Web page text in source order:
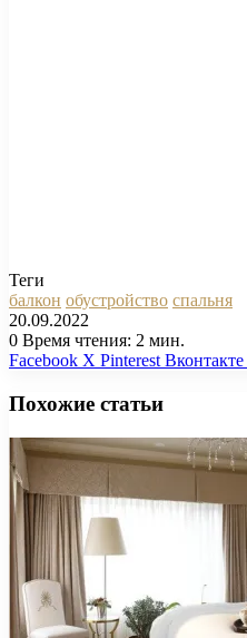
Теги
балкон обустройство спальня
20.09.2022
0 Время чтения: 2 мин.
Facebook X Pinterest Вконтакте
Похожие статьи